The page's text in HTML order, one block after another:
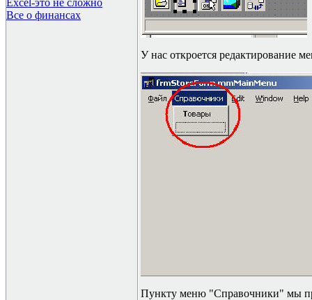
Excel-это не сложно
Все о финансах
У нас откроется редактирование
Пункту меню "Справочники" мы